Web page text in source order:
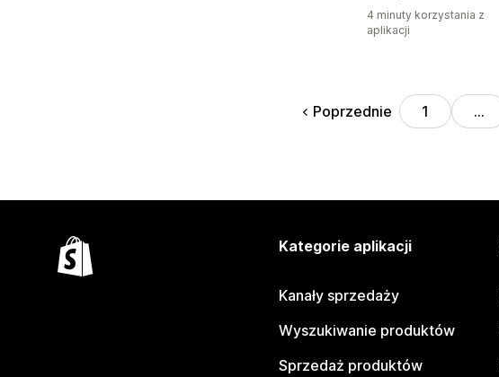
4 minuty korzystania z
aplikacji
Poprzednie 1 …
Kategorie aplikacji
Kanały sprzedaży
Wyszukiwanie produktów
Sprzedaż produktów